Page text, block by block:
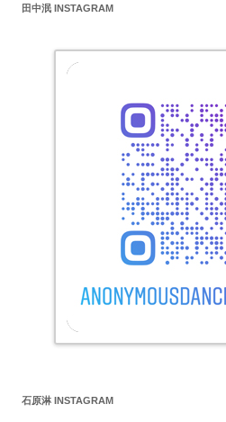
田中泯 INSTAGRAM
石原淋 INSTAGRAM